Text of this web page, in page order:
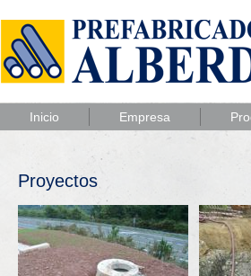
Inicio Empresa
Proyectos